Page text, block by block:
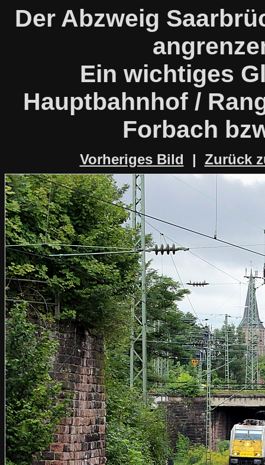
Der Abzweig
Ein wichtiges
Hauptbahnhof /
Forbach
Vorheriges Bild | Zurück